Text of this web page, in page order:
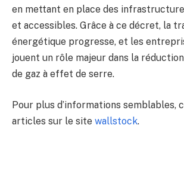
en mettant en place des
et accessibles. Grâce à ce décret, la
énergétique progresse, et les
jouent un rôle majeur dans la
de gaz à effet de serre.
Pour plus d’informations semblables,
articles sur le site wallstock.